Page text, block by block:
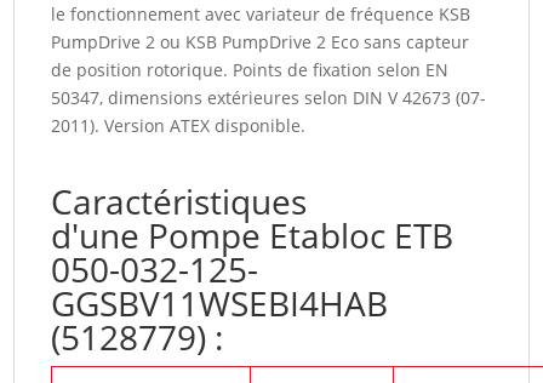
le fonctionnement avec variateur de fréquence KSB
PumpDrive 2 ou KSB PumpDrive 2 Eco sans capteur
de position rotorique. Points de fixation selon EN
50347, dimensions extérieures selon DIN V 42673 (07-
2011). Version ATEX disponible.
Caractéristiques
d'une Pompe Etabloc ETB
050-032-125-
GGSBV11WSEBI4HAB
(5128779) :